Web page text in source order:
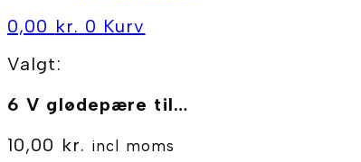
0,00 kr. 0 Kurv
Valgt:
6 V glødepære til…
10,00 kr. incl moms